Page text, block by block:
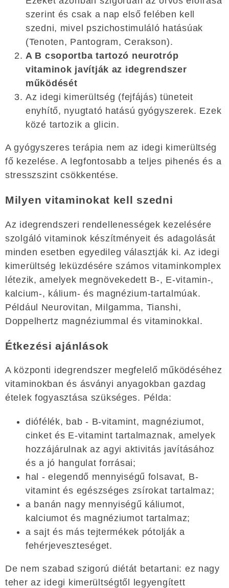
szerint és csak a nap első felében kell
szedni, mivel pszichostimuláló hatásúak
(Tenoten, Pantogram, Cerakson).
A B csoportba tartozó neurotróp
vitaminok javítják az idegrendszer
működését
Az idegi kimerültség (fejfájás) tüneteit
enyhítő, nyugtató hatású gyógyszerek. Ezek
közé tartozik a glicin.
A gyógyszeres terápia nem az idegi kimerültség
fő kezelése. A legfontosabb a teljes pihenés és a
stresszszint csökkentése.
Milyen vitaminokat kell szedni
Az idegrendszeri rendellenességek kezelésére
szolgáló vitaminok készítményeit és adagolását
minden esetben egyedileg választják ki. Az idegi
kimerültség leküzdésére számos vitaminkomplex
létezik, amelyek megnövekedett B-, E-vitamin-,
kalcium-, kálium- és magnézium-tartalmúak.
Például Neurovitan, Milgamma, Tianshi,
Doppelhertz magnéziummal és vitaminokkal.
Étkezési ajánlások
A központi idegrendszer megfelelő működéséhez
vitaminokban és ásványi anyagokban gazdag
ételek fogyasztása szükséges. Példa:
diófélék, bab - B-vitamint, magnéziumot,
cinket és E-vitamint tartalmaznak, amelyek
hozzájárulnak az agyi aktivitás javításához
és a jó hangulat forrásai;
hal - elegendő mennyiségű folsavat, B-
vitamint és egészséges zsírokat tartalmaz;
a banán nagy mennyiségű káliumot,
kalciumot és magnéziumot tartalmaz;
a sajt és más tejtermékek pótolják a
fehérjeveszteséget.
De nem szabad szigorú diétát betartani: ez nagy
teher az idegi kimerültségtől legyengített